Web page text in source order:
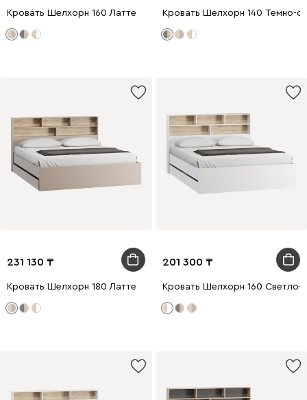
Кровать Шелхорн 160 Латте Кровать Шелхорн 140 Темно-
231 130
Кровать Шелхорн 180 Латте
201 300
Кровать Шелхорн 160 Светло-